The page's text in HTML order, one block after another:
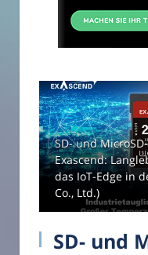
SD- und
Exascend:
das IoT-Edge in
Co., Ltd.)
SD- und